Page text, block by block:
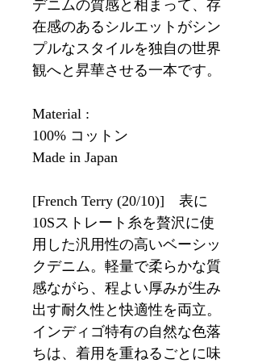
デニムの質感と相まって、存
在感のあるシルエットがシン
プルなスタイルを独自の世界
観へと昇華させる一本です。
Material :
100% コットン
Made in Japan
[French Terry (20/10)] 表に
10Sストレート糸を贅沢に使
用した汎用性の高いベーシッ
クデニム。軽量で柔らかな質
感ながら、程よい厚みが生み
出す耐久性と快適性を両立。
インディゴ特有の自然な色落
ちは、着用を重ねるごとに味